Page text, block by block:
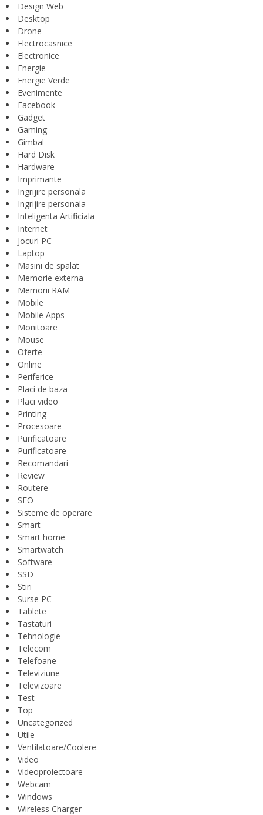
Design Web
Desktop
Drone
Electrocasnice
Electronice
Energie
Energie Verde
Evenimente
Facebook
Gadget
Gaming
Gimbal
Hard Disk
Hardware
Imprimante
Ingrijire personala
Ingrijire personala
Inteligenta Artificiala
Internet
Jocuri PC
Laptop
Masini de spalat
Memorie externa
Memorii RAM
Mobile
Mobile Apps
Monitoare
Mouse
Oferte
Online
Periferice
Placi de baza
Placi video
Printing
Procesoare
Purificatoare
Purificatoare
Recomandari
Review
Routere
SEO
Sisteme de operare
Smart
Smart home
Smartwatch
Software
SSD
Stiri
Surse PC
Tablete
Tastaturi
Tehnologie
Telecom
Telefoane
Televiziune
Televizoare
Test
Top
Uncategorized
Utile
Ventilatoare/Coolere
Video
Videoproiectoare
Webcam
Windows
Wireless Charger